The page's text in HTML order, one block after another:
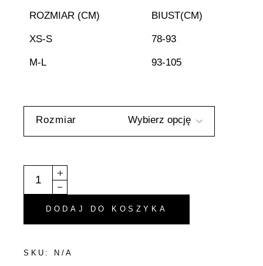
ROZMIAR (CM) BIUST(CM)
XS-S 78-93
M-L 93-105
Rozmiar
Bikini Góra - "Luna" - Czerwony quantity
DODAJ DO KOSZYKA
SKU: N/A